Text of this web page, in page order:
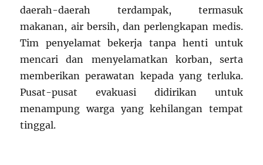
daerah-daerah terdampak, termasuk
makanan, air bersih, dan perlengkapan medis.
Tim penyelamat bekerja tanpa henti untuk
mencari dan menyelamatkan korban, serta
memberikan perawatan kepada yang terluka.
Pusat-pusat evakuasi didirikan untuk
menampung warga yang kehilangan tempat
tinggal.